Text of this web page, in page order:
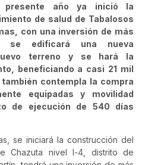
año ya inició la
de salud de Tabalosos
con una inversión de más
edificará una nueva
terreno y se hará la
beneficiando a casi 21 mil
contempla la compra
equipadas y movilidad
de ejecución de 540 días
se iniciará la construcción del
Chazuta nivel l-4, distrito de